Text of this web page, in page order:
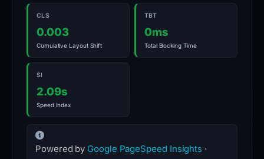
CLS
0.003
Cumulative Layout Shift
TBT
0ms
Total Blocking Time
SI
2.09s
Speed Index
Powered by Google PageSpeed Insights ·